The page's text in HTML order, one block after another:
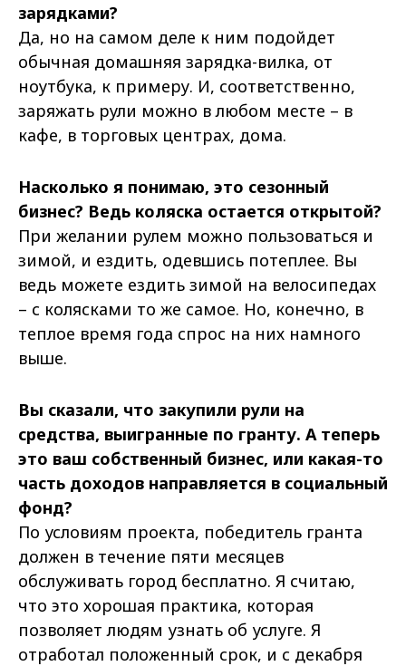
зарядками?
Да, но на самом деле к ним подойдет
обычная домашняя зарядка-вилка, от
ноутбука, к примеру. И, соответственно,
заряжать рули можно в любом месте – в
кафе, в торговых центрах, дома.
Насколько я понимаю, это сезонный
бизнес? Ведь коляска остается открытой?
При желании рулем можно пользоваться и
зимой, и ездить, одевшись потеплее. Вы
ведь можете ездить зимой на велосипедах
– с колясками то же самое. Но, конечно, в
теплое время года спрос на них намного
выше.
Вы сказали, что закупили рули на
средства, выигранные по гранту. А теперь
это ваш собственный бизнес, или какая-то
часть доходов направляется в социальный
фонд?
По условиям проекта, победитель гранта
должен в течение пяти месяцев
обслуживать город бесплатно. Я считаю,
что это хорошая практика, которая
позволяет людям узнать об услуге. Я
отработал положенный срок, и с декабря